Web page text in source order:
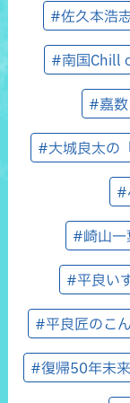
#佐久本浩
#南国Chill
#嘉数
#大城良太の
#
#崎山一
#平良い
#平良匠のこ
#復帰50年未